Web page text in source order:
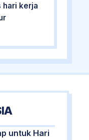
kerja
untuk Hari